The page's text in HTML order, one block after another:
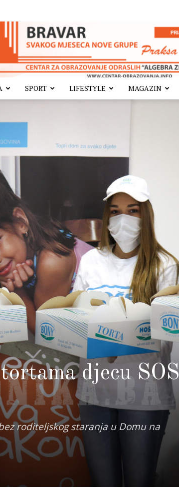
SPORT LIFESTYLE MAGAZIN
djecu SOS
roditeljskog staranja u Domu na